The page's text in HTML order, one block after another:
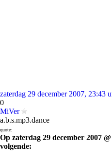
zaterdag 29 december 2007, 23:43
0
MiVer
a.b.s.mp3.dance
quote:
Op zaterdag 29 december 2007
volgende: